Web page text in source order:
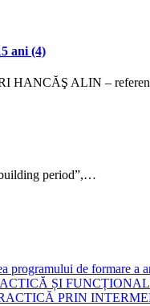
ani (4)
HANCĂŞ ALIN –
building period”,…
programului de formare a
ȘI
PRIN